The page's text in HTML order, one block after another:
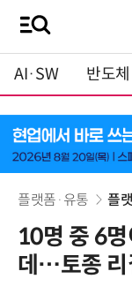
AI·SW 반도체
플랫폼·유통 플
10명 중 6
데…토종 리